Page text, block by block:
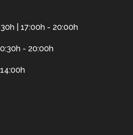
| 17:00h - 20:00h
- 20:00h